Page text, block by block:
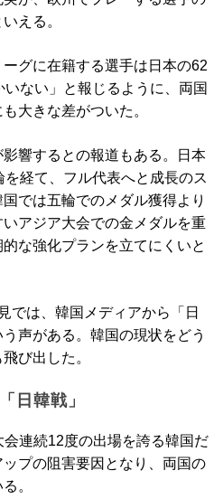
える。
グに在籍する選手は日本の62
ない」と報じるように、両国
大きな差がついた。
響するとの報道もある。日本
経て、フル代表へと成長のス
では五輪でのメダル獲得より
アジア大会での金メダルを重
な強化プランを立てにくいと
では、韓国メディアから「日
声がある。韓国の現状をどう
び出した。
日韓戦」
連続12度の出場を誇る韓国だ
プの阻害要因となり、両国の
。